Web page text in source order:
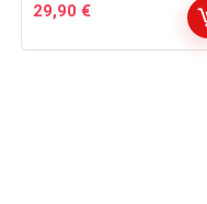
29,90 €